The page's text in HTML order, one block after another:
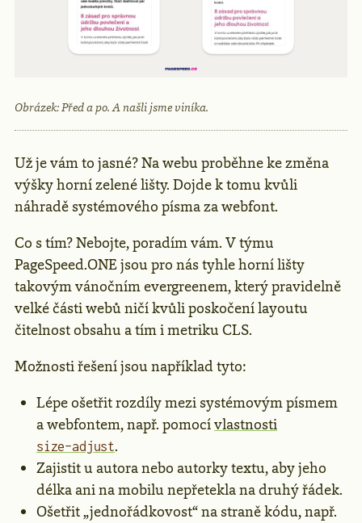
Obrázek: Před a po. A našli jsme viníka.
Už je vám to jasné? Na webu proběhne ke změna
výšky horní zelené lišty. Dojde k tomu kvůli
náhradě systémového písma za webfont.
Co s tím? Nebojte, poradím vám. V týmu
PageSpeed.ONE jsou pro nás tyhle horní lišty
takovým vánočním evergreenem, který pravidelně
velké části webů ničí kvůli poskočení layoutu
čitelnost obsahu a tím i metriku CLS.
Možnosti řešení jsou například tyto:
Lépe ošetřit rozdíly mezi systémovým písmem
a webfontem, např. pomocívlastnosti
size-adjust.
Zajistit u autora nebo autorky textu, aby jeho
délka ani na mobilu nepřetekla na druhý řádek.
Ošetřit „jednořádkovost“ na straně kódu, např.